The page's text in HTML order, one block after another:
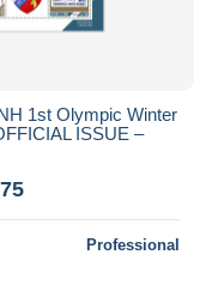
1st Olympic Winter
ISSUE –
Professional